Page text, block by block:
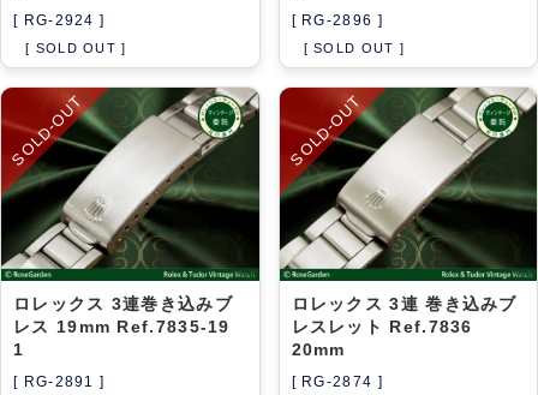
[ RG-2924 ]
[ SOLD OUT ]
[ RG-2896 ]
[ SOLD OUT ]
SOLD-OUT
ロレックス 3連巻き込みブ
レス 19mm Ref.7835-19
1
[ RG-2891 ]
SOLD-OUT
ロレックス 3連 巻き込みブ
レスレット Ref.7836
20mm
[ RG-2874 ]